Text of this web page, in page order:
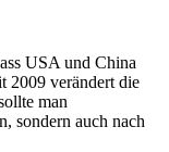
USA und China
2009 verändert die
man
sondern auch nach